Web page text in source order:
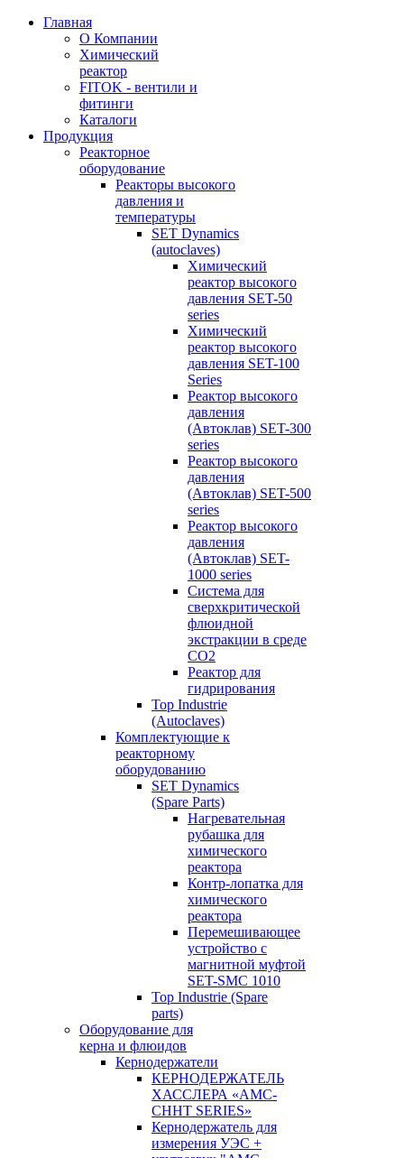
Главная
О Компании
Химический
реактор
FITOK - вентили и
фитинги
Каталоги
Продукция
Реакторное
оборудование
Реакторы высокого
давления и
температуры
SET Dynamics
(autoclaves)
Химический
реактор высокого
давления SET-50
series
Химический
реактор высокого
давления SET-100
Series
Реактор высокого
давления
(Автоклав) SET-300
series
Реактор высокого
давления
(Автоклав) SET-500
series
Реактор высокого
давления
(Автоклав) SET-
1000 series
Система для
сверхкритической
флюидной
экстракции в среде
СО2
Реактор для
гидрирования
Top Industrie
(Autoclaves)
Комплектующие к
реакторному
оборудованию
SET Dynamics
(Spare Parts)
Нагревательная
рубашка для
химического
реактора
Контр-лопатка для
химического
реактора
Перемешивающее
устройство с
магнитной муфтой
SET-SMC 1010
Top Industrie (Spare
parts)
Оборудование для
керна и флюидов
Кернодержатели
КЕРНОДЕРЖАТЕЛЬ
ХАССЛЕРА «AMC-
CHHT SERIES»
Кернодержатель для
измерения УЭС +